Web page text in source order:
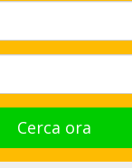
Cerca ora